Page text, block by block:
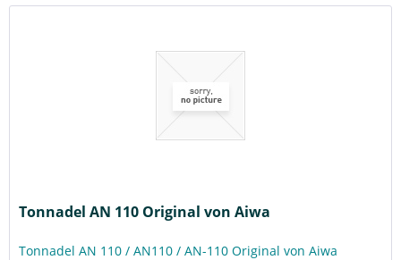
Tonnadel AN 110 Original von Aiwa
Tonnadel AN 110 / AN110 / AN-110 Original von Aiwa